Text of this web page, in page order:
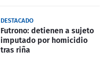
DESTACADO
Futrono: detienen a sujeto
imputado por homicidio
tras riña